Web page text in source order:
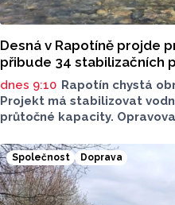
Desná v Rapotíně projde
přibude 34 stabilizačních
dnes 9:10 Rapotín chystá
Projekt má stabilizovat
průtočné kapacity.
samostatných stavebních
Společnost Doprava